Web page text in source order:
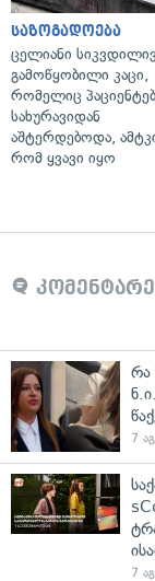
საზოგადოება
ცელიანი
გამოწყობილი კაცი,
რომელიც
სახურავიდან
აშტერდებოდა,
რომ ყვავი იყო
რა
7
7